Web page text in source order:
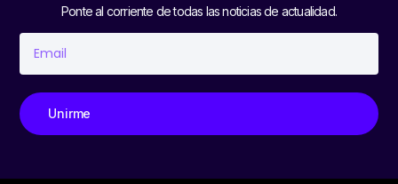
Ponte al corriente de todas las noticias de actualidad.
Unirme